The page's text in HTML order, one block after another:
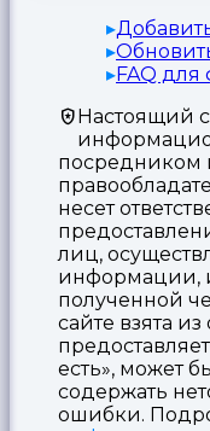
FAQ
Настоящий
посредником
несет
лиц,
информации,
полученной
сайте взята
есть», может
содержать
ошибки.